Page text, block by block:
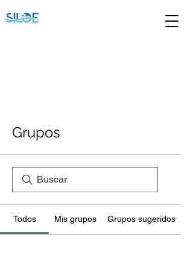
Grupos
Todos Mis grupos Grupos sugeridos